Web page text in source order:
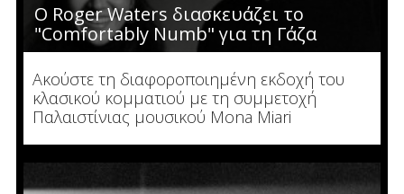
Ο Roger Waters διασκευάζει το
"Comfortably Numb" για τη Γάζα
Ακούστε τη διαφοροποιημένη εκδοχή του
κλασικού κομματιού με τη συμμετοχή
Παλαιστίνιας μουσικού Mona Miari